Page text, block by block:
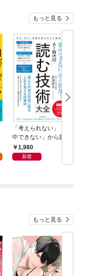
もっと見る
「考えられない」「集
中できない」から脱
却！ AI時代の読む技
術大全
1,980
新着
もっと見る